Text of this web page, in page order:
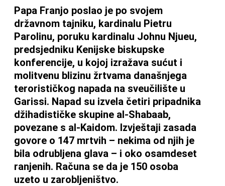
Papa Franjo poslao je po svojem
državnom tajniku, kardinalu Pietru
Parolinu, poruku kardinalu Johnu Njueu,
predsjedniku Kenijske biskupske
konferencije, u kojoj izražava sućut i
molitvenu blizinu žrtvama današnjega
terorističkog napada na sveučilište u
Garissi. Napad su izvela četiri pripadnika
džihadističke skupine al-Shabaab,
povezane s al-Kaidom. Izvještaji zasada
govore o 147 mrtvih – nekima od njih je
bila odrubljena glava – i oko osamdeset
ranjenih. Računa se da je 150 osoba
uzeto u zarobljeništvo.